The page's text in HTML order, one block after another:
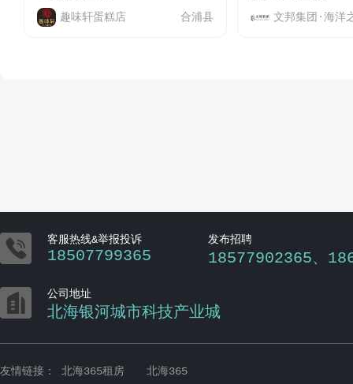
趣味轩蛋糕店 合浦县 文邦集团·海洋
 客服热线&举报投诉
18507799365
发布招聘
18577902365、
 公司地址
北海银河城市科技产业城
友情链接： 北海365租房 北海365